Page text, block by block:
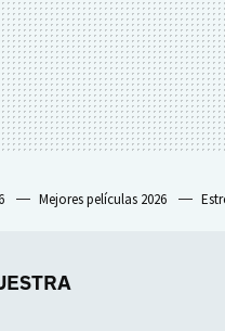
Mejores películas 2026